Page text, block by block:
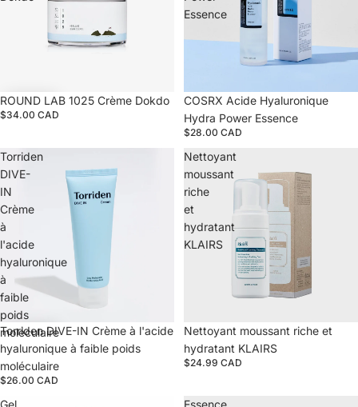
ROUND LAB 1025 Crème Dokdo
$34.00 CAD
Essence
Épuisé
COSRX Acide Hyaluronique
Hydra Power Essence
$28.00 CAD
Torriden
DIVE-
IN
Crème
à
l'acide
hyaluronique
à
faible
poids
moléculaire
Torriden DIVE-IN Crème à l'acide
hyaluronique à faible poids
moléculaire
$26.00 CAD
Nettoyant
moussant
riche
et
hydratant
KLAIRS
Épuisé
Nettoyant moussant riche et
hydratant KLAIRS
$24.99 CAD